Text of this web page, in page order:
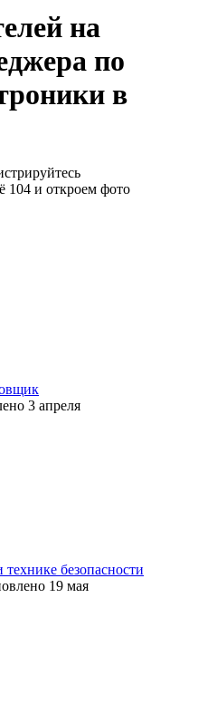
на
по
в
104 и откроем фото
3 апреля
безопасности
19 мая